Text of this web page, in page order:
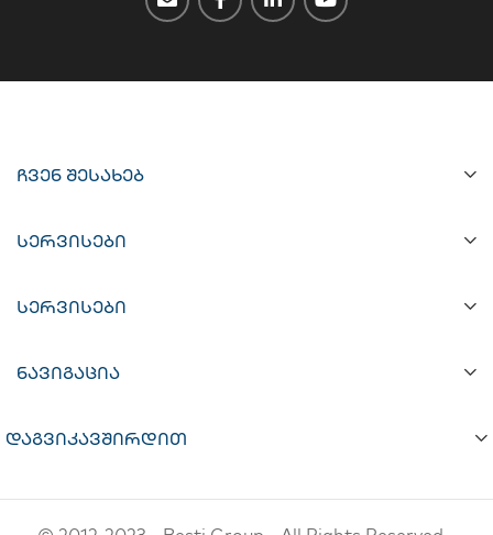
ჩვენ შესახებ
სერვისები
სერვისები
ნავიგაცია
დაგვიკავშირდით